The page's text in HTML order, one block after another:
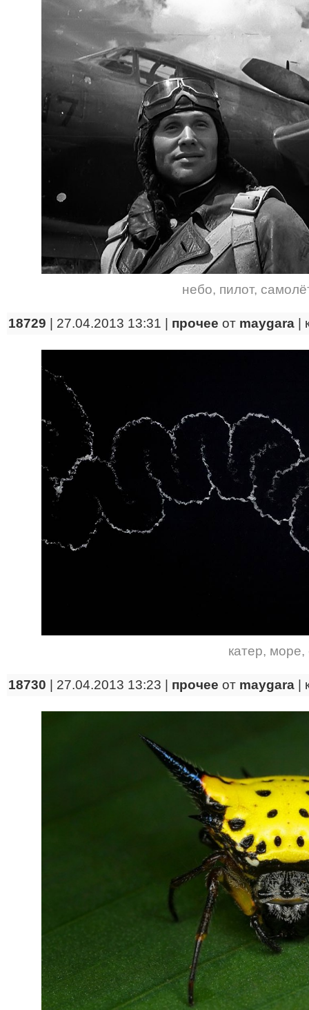
небо, пилот,
18729 | 27.04.2013 13:31 | прочее от maygara
катер, море,
18730 | 27.04.2013 13:23 | прочее от maygara